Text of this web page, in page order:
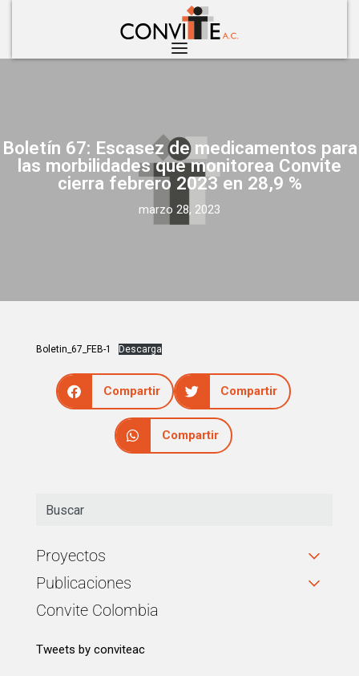
Boletín 67: Escasez de medicamentos para
las morbilidades que monitorea Convite
cierra febrero 2023 en 28,9 %
marzo 28, 2023
Boletin_67_FEB-1 Descarga
Compartir Compartir
Compartir
Proyectos
Publicaciones
Convite Colombia
Tweets by conviteac